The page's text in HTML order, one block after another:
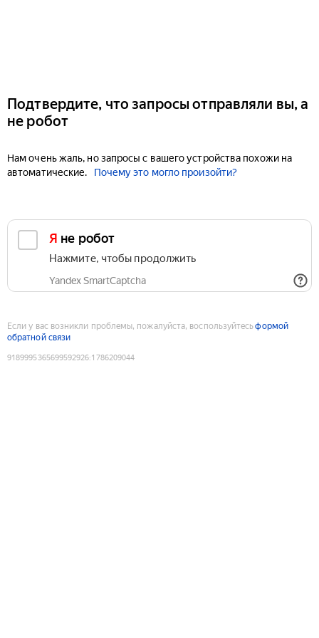
Подтвердите, что запросы отправляли вы, а
не робот
Нам очень жаль, но запросы с вашего устройства похожи на
автоматические.
Почему это могло произойти?
Я не робот
Нажмите, чтобы продолжить
Yandex SmartCaptcha
Если у вас возникли проблемы, пожалуйста, воспользуйтесьформой
обратной связи
9189995365699592926:1786209044